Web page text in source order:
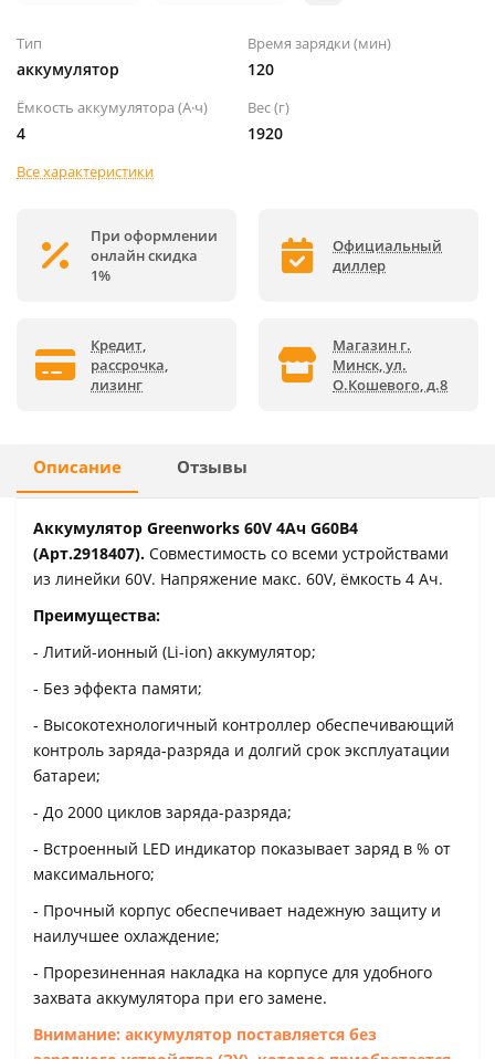
Тип
аккумулятор
Время зарядки (мин)
120
Ёмкость аккумулятора (А·ч)
4
Вес (г)
1920
Все характеристики
При оформлении
онлайн скидка
1%
Официальный
диллер
Кредит,
рассрочка,
лизинг
Магазин г.
Минск, ул.
О.Кошевого, д.8
Описание Отзывы
Аккумулятор Greenworks 60V 4Ач G60B4
(Арт.2918407). Совместимость со всеми устройствами
из линейки 60V. Напряжение макс. 60V, ёмкость 4 Ач.
Преимущества:
- Литий-ионный (Li-ion) аккумулятор;
- Без эффекта памяти;
- Высокотехнологичный контроллер обеспечивающий
контроль заряда-разряда и долгий срок эксплуатации
батареи;
- До 2000 циклов заряда-разряда;
- Встроенный LED индикатор показывает заряд в % от
максимального;
- Прочный корпус обеспечивает надежную защиту и
наилучшее охлаждение;
- Прорезиненная накладка на корпусе для удобного
захвата аккумулятора при его замене.
Внимание: аккумулятор поставляется без